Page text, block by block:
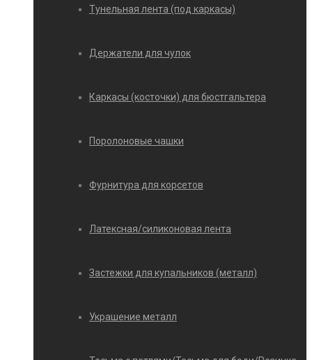
Тунельная лента (под каркасы)
Держатели для чулок
Каркасы (косточки) для бюстгальтера
Поролоновые чашки
Фурнитура для корсетов
Латексная/силиконовая лента
Застежки для купальников (металл)
Украшение металл